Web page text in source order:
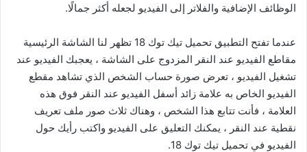
الوظائف الإضافية والفلاتر إلى الفيديو لجعله أكثر جمالًا.
عندما تفتح التطبيق تحميل تيك توك 18 تظهر لنا الشاشة الرئيسية
مقاطع الفيديو عند النقر المزدوج على الشاشة ، يعجبك الفيديو عند
تشغيل الفيديو ، تعرض صورة حساب الشخص الذي تشاهد مقطع
الفيديو الخاص به علامة زائد أسفل الفيديو عند النقر فوق هذه
العلامة ، فأنت تتابع هذا الشخص ، وهناك ثلاث صور ملف تعريف
نقطية عند النقر ، يمكنك التعليق على الفيديو واكتب رأيك حول
الفيديو في تحميل تيك توك 18.